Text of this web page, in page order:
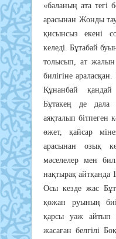
«баланың ата тегі
арасынан Жонды
қисынсыз екені
келеді. Бұтабай
толысып, ат
билігіне
Құнанбай қандай
Бұтакең де дала
аяқталып бітпеген
өжет, қайсар
арасынан озық
мәселелер мен
нақтырақ айтқанда
Осы кезде жас
қожан руының
қарсы уәж айтып
жасаған белгілі